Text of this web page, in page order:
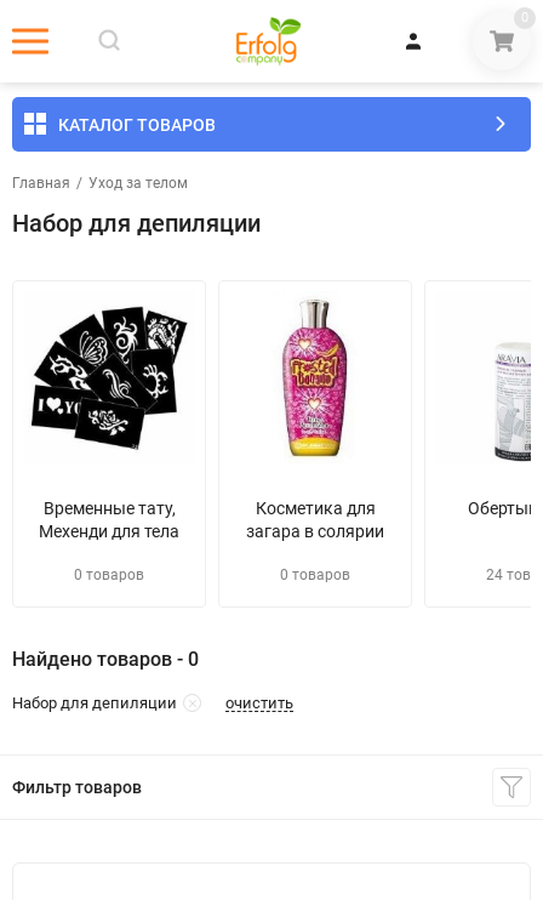
0
КАТАЛОГ ТОВАРОВ
Главная / Уход за телом
Набор для депиляции
Временные тату,
Мехенди для тела
0 товаров
Косметика для
загара в солярии
0 товаров 24
Найдено товаров - 0
Набор для депиляции очистить
Фильтр товаров